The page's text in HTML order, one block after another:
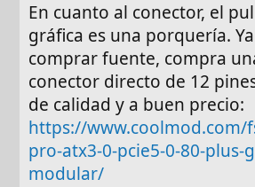
En cuanto al conector, el
gráfica es una porquería.
comprar fuente, compra
conector directo de 12
de calidad y a buen precio:
https://www.coolmod.com/
pro-atx3-0-pcie5-0-80-plus-
modular/